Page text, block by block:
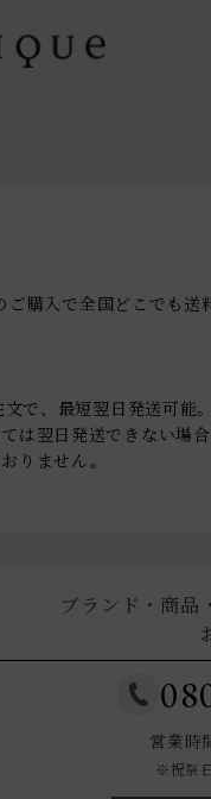
購入で全国どこでも送
で、最短翌日発送可能
は翌日発送できない場
りません。
ブランド・商品
営業時
※祝祭